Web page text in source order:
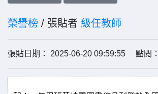
榮譽榜 / 張貼者 級任教師
張貼日期： 2025-06-20 09:59:55 點閱：